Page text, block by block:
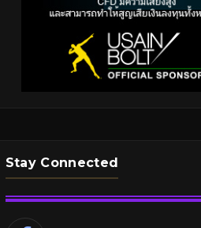
Stay Connected